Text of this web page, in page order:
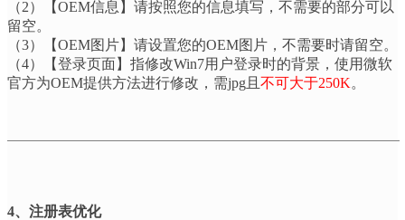
（2）【OEM信息】请按照您的信息填写，不需要的部分可以
留空。
（3）【OEM图片】请设置您的OEM图片，不需要时请留空。
（4）【登录页面】指修改Win7用户登录时的背景，使用微软
官方为OEM提供方法进行修改，需jpg 且 不可大于250K。
4、注册表优化